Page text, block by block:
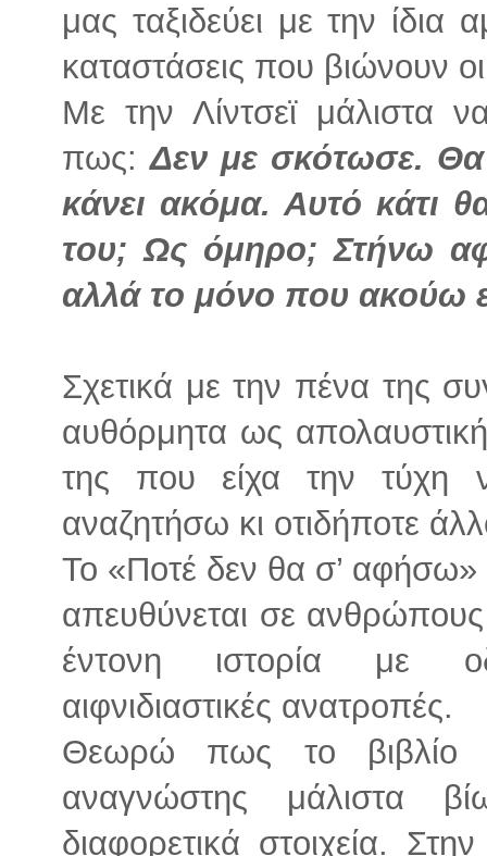
μας ταξιδεύει με την ίδια
καταστάσεις που βιώνουν
Με την Λίντσεϊ μάλιστα
πως:Δεν με σκότωσε. Θα
κάνει ακόμα. Αυτό κάτι
του; Ως όμηρο; Στήνω
αλλά το μόνο που ακούω
Σχετικά με την πένα της
αυθόρμητα ως
της που είχα την τύχη
αναζητήσω κι οτιδήποτε
Το «Ποτέ δεν θα σ’
απευθύνεται σε
έντονη ιστορία με
αιφνιδιαστικές ανατροπές.
Θεωρώ πως το βιβλίο
αναγνώστης μάλιστα
διαφορετικά στοιχεία.